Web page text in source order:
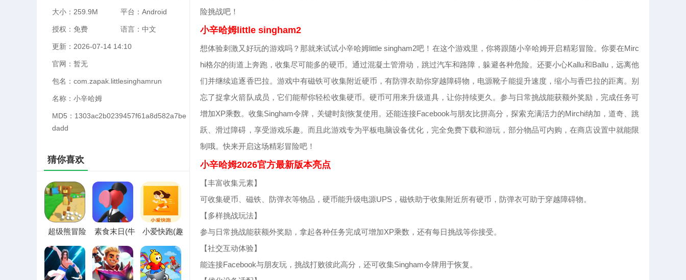
大小：259.9M 平台：Android
授权：免费 语言：中文
更新：2026-07-14 14:10
官网：暂无
包名：com.zapak.littlesinghamrun
名称：小辛哈姆
MD5：1303ac2b0239457f61a8d582a7be
dadd
猜你喜欢
超级熊冒险
2026官方最
新版本
素食末日(牛
小爱快跑(趣
险挑战吧！
小辛哈姆little singham2
想体验刺激又好玩的游戏吗？那就来试试小辛哈姆little singham2吧！在这个游戏里，你将跟随小辛哈姆开启精彩冒险。你要在Mirc
hi格尔的街道上奔跑，收集尽可能多的硬币。通过混凝土管滑动，跳过汽车和路障，躲避各种危险。还要小心Kallu和Ballu，远离他
们并继续追逐香巴拉。游戏中有磁铁可收集附近硬币，有防弹衣助你穿越障碍物，电源靴子能提升速度，缩小与香巴拉的距离。别
忘了捉拿火箭队成员，它们能帮你轻松收集硬币。硬币可用来升级道具，让你持续更久。参与日常挑战能获额外奖励，完成任务可
增加XP乘数。收集Singham令牌，关键时刻恢复使用。还能连接Facebook与朋友比拼高分，探索充满活力的Mirchi纳加，道奇、跳
跃、滑过障碍，享受游戏乐趣。而且此游戏专为平板电脑设备优化，完全免费下载和游玩，部分物品可内购，在商店设置中就能限
制哦。快来开启这场精彩冒险吧！
小辛哈姆2026官方最新版本亮点
【丰富收集元素】
可收集硬币、磁铁、防弹衣等物品，硬币能升级电源UPS，磁铁助于收集附近所有硬币，防弹衣可助于穿越障碍物。
【多样挑战玩法】
参与日常挑战能获额外奖励，拿起各种任务完成可增加XP乘数，还有每日挑战等你接受。
【社交互动体验】
能连接Facebook与朋友玩，挑战打败彼此高分，还可收集Singham令牌用于恢复。